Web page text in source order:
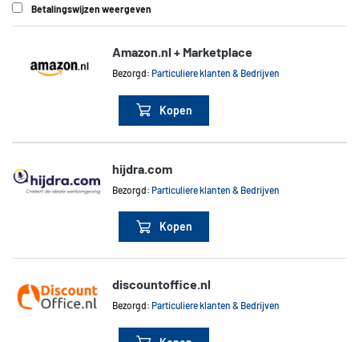
Betalingswijzen weergeven
Amazon.nl + Marketplace
Bezorgd:Particuliere klanten & Bedrijven
Kopen
hijdra.com
Bezorgd:Particuliere klanten & Bedrijven
Kopen
discountoffice.nl
Bezorgd:Particuliere klanten & Bedrijven